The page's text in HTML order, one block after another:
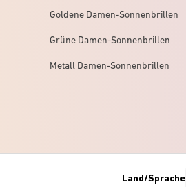
Goldene Damen-Sonnenbrillen
Grüne Damen-Sonnenbrillen
Metall Damen-Sonnenbrillen
Land/Sprache